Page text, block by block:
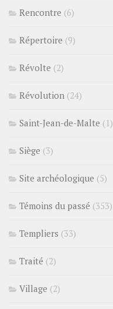
Rencontre (6)
Répertoire (9)
Révolte (2)
Révolution (24)
Saint-Jean-de-Malte (1)
Siège (3)
Site archéologique (5)
Témoins du passé (353)
Templiers (33)
Traité (2)
Village (2)